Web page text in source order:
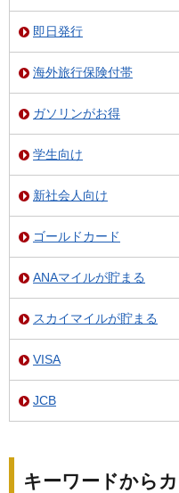
即日発行
海外旅行保険付帯
ガソリンがお得
学生向け
新社会人向け
ゴールドカード
ANAマイルが貯まる
スカイマイルが貯まる
VISA
JCB
キーワードから